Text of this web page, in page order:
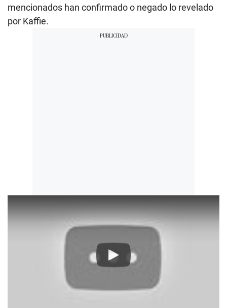
mencionados han confirmado o negado lo revelado
por Kaffie.
Play